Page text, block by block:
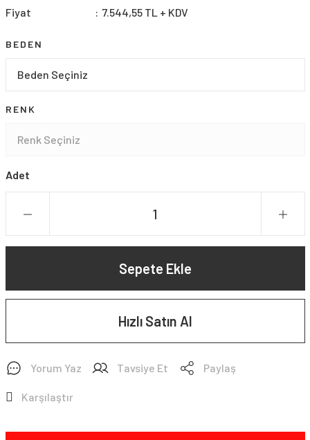
Fiyat
7.544,55 TL + KDV
BEDEN
RENK
Adet
Sepete Ekle
Hızlı Satın Al
Yorum Yaz Tavsiye Et Paylaş
Karşılaştır